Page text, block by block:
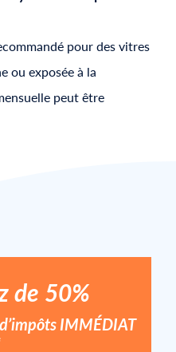
pour des vitres
ou exposée à la
peut être
de 50%
IMMÉDIAT